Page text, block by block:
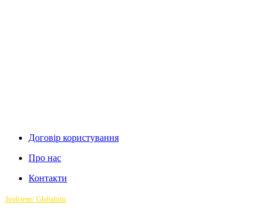
Договір користування
Про нас
Контакти
Зроблено: Globalistic